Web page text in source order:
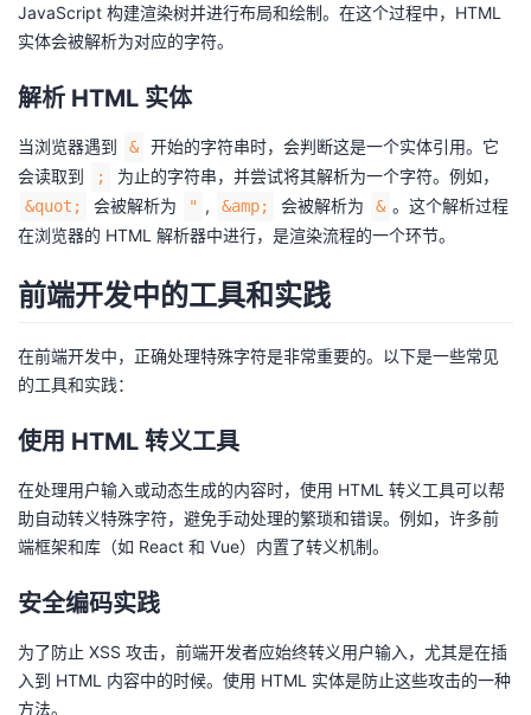
JavaScript 构建渲染树并进行布局和绘制。在这个过程中，HTML
实体会被解析为对应的字符。
解析 HTML 实体
当浏览器遇到 &
开始的字符串时，会判断这是一个实体引用。它
会读取到
; 为止的字符串，并尝试将其解析为一个字符。例如，
&quot; 会被解析为 " , &amp; 会被解析为 & 。这个解析过程
在浏览器的 HTML 解析器中进行，是渲染流程的一个环节。
前端开发中的工具和实践
在前端开发中，正确处理特殊字符是非常重要的。以下是一些常见
的工具和实践：
使用 HTML 转义工具
在处理用户输入或动态生成的内容时，使用 HTML 转义工具可以帮
助自动转义特殊字符，避免手动处理的繁琐和错误。例如，许多前
端框架和库（如 React 和 Vue）内置了转义机制。
安全编码实践
为了防止 XSS 攻击，前端开发者应始终转义用户输入，尤其是在插
入到 HTML 内容中的时候。使用 HTML 实体是防止这些攻击的一种
方法。